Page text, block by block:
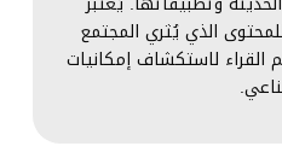
الذي يُثري المجتمع
القراء لاستكشاف إمكانيات